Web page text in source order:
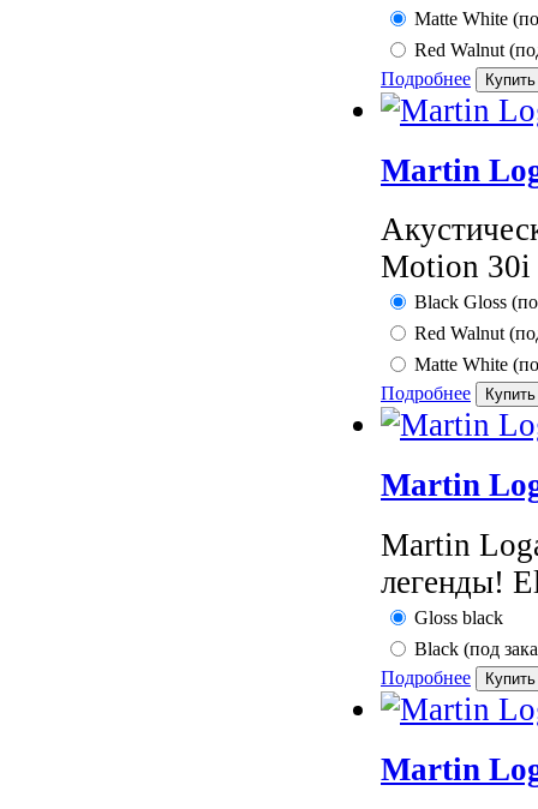
Matte White
Red Walnut
Подробнее
Martin
Motion 30i
Black Gloss
Red Walnut
Matte White
Подробнее
Martin
Martin
легенды!
Gloss black
Black (под
Подробнее
Martin